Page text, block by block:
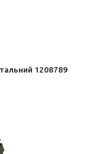
1208789